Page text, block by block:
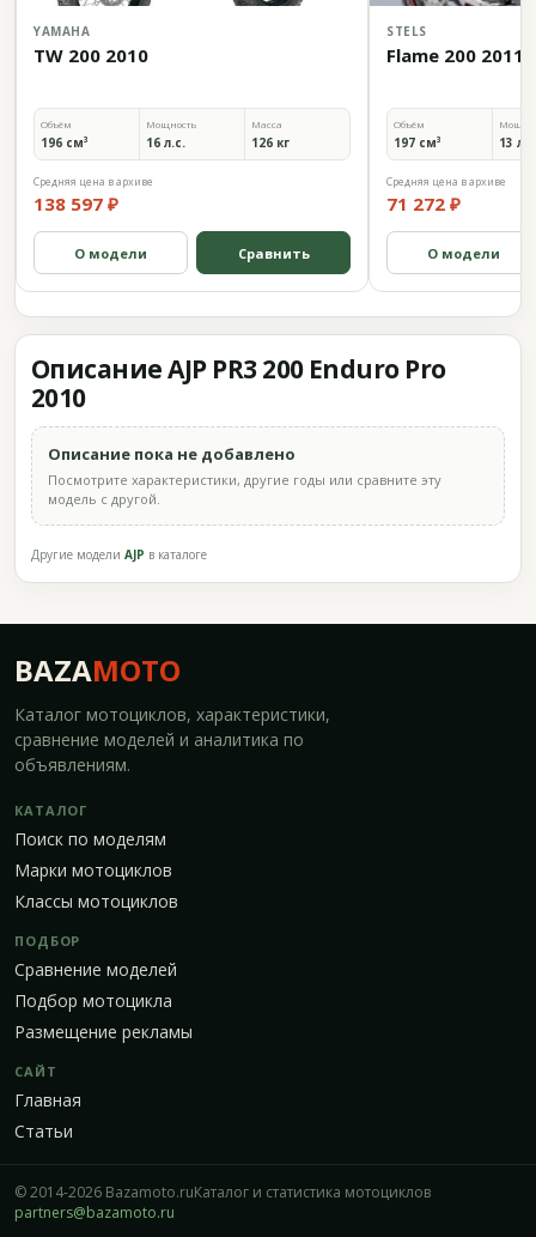
YAMAHA
TW 200 2010
Объём
196 см³
Мощность
16 л.с.
Масса
126 кг
Средняя цена в архиве
138 597 ₽
О модели Сравнить
STELS
Flame 200 2011
Объём
197 см³ 13
Средняя цена в архиве
71 272 ₽
О модели
Описание AJP PR3 200 Enduro Pro
2010
Описание пока не добавлено
Посмотрите характеристики, другие годы или сравните эту
модель с другой.
Другие модели AJP в каталоге
BAZAMOTO
Каталог мотоциклов, характеристики,
сравнение моделей и аналитика по
объявлениям.
КАТАЛОГ
Поиск по моделям
Марки мотоциклов
Классы мотоциклов
ПОДБОР
Сравнение моделей
Подбор мотоцикла
Размещение рекламы
САЙТ
Главная
Статьи
© 2014-2026 Bazamoto.ruКаталог и статистика мотоциклов
partners@bazamoto.ru